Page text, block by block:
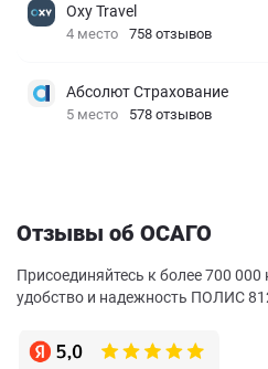
Oxy Travel
4 место 758 отзывов
Абсолют Страхование
5 место 578 отзывов
Отзывы об ОСАГО
Присоединяйтесь к более 700
удобство и надежность ПОЛИС